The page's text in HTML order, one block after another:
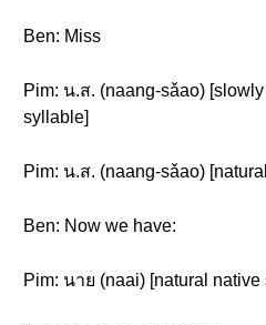
Ben: Miss
Pim: น.ส. (naang-sǎao)
syllable]
Pim: น.ส. (naang-sǎao)
Ben: Now we have:
Pim: นาย (naai) [natural native